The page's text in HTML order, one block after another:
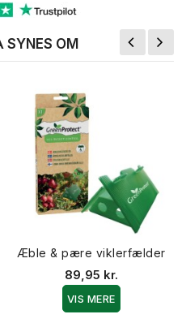
SYNES OM
Æble & pære viklerfælder
89,95 kr.
VIS MERE